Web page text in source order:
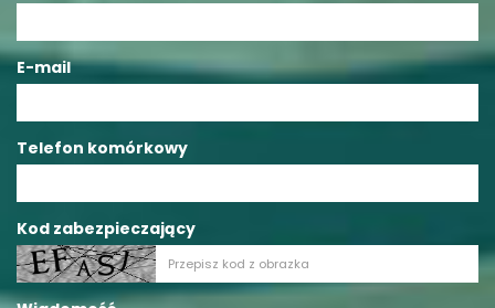
E-mail
Telefon komórkowy
Kod zabezpieczający